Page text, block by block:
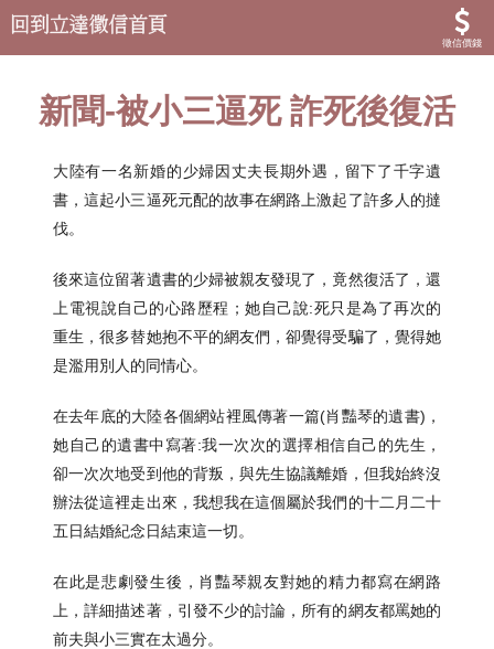
徵信價錢
新聞-被小三逼死 詐死後復活
大陸有一名新婚的少婦因丈夫長期外遇，留下了千字遺
書，這起小三逼死元配的故事在網路上激起了許多人的撻
伐。
後來這位留著遺書的少婦被親友發現了，竟然復活了，還
上電視說自己的心路歷程；她自己說:死只是為了再次的
重生，很多替她抱不平的網友們，卻覺得受騙了，覺得她
是濫用別人的同情心。
在去年底的大陸各個網站裡風傳著一篇(肖豔琴的遺書)，
她自己的遺書中寫著:我一次次的選擇相信自己的先生，
卻一次次地受到他的背叛，與先生協議離婚，但我始終沒
辦法從這裡走出來，我想我在這個屬於我們的十二月二十
五日結婚紀念日結束這一切。
在此是悲劇發生後，肖豔琴親友對她的精力都寫在網路
上，詳細描述著，引發不少的討論，所有的網友都罵她的
前夫與小三實在太過分。